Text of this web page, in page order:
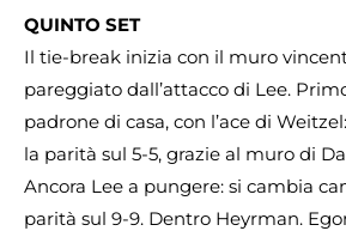
QUINTO SET
Il tie-break inizia con il muro
pareggiato dall’attacco di Lee.
padrone di casa, con l’ace di
la parità sul 5-5, grazie al muro di
Ancora Lee a pungere: si cambia
parità sul 9-9. Dentro Heyrman.